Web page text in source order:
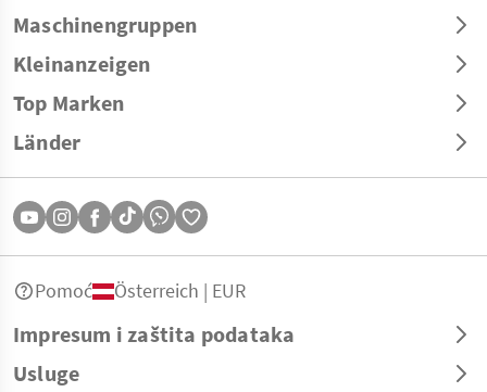
Maschinengruppen
Kleinanzeigen
Top Marken
Länder
Impresum i zaštita podataka
Usluge
Pomoć Österreich | EUR